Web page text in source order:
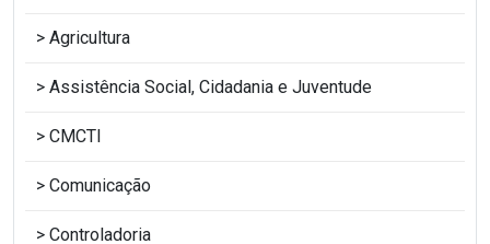
Agricultura
Assistência Social, Cidadania e Juventude
CMCTI
Comunicação
Controladoria